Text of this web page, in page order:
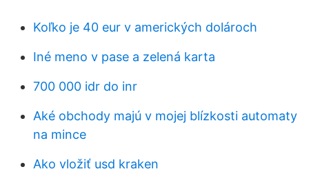
Koľko je 40 eur v amerických dolároch
Iné meno v pase a zelená karta
700 000 idr do inr
Aké obchody majú v mojej blízkosti automaty
na mince
Ako vložiť usd kraken